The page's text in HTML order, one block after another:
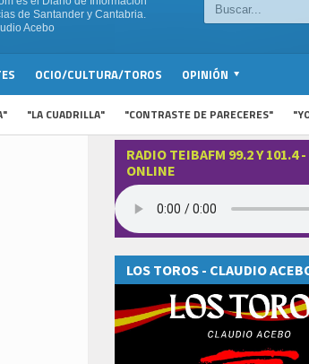
de Santander y Cantabria.
Acebo
OCIO/CULTURA/TOROS OPINIÓN
"LA CUADRILLA" "CONTRASTE DE PARECERES"
RADIO TEIBAFM 99.2 Y 101.4
ONLINE
LOS TOROS - CLAUDIO